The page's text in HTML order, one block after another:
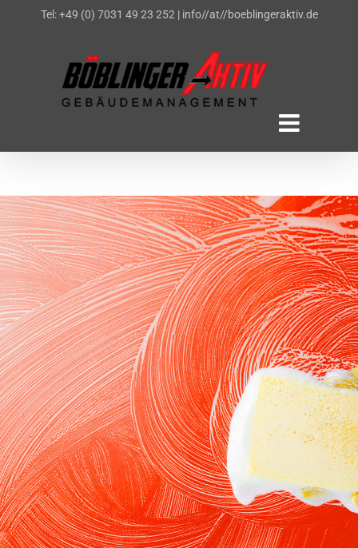
Tel: +49 (0) 7031 49 23 252| info//at//boeblingeraktiv.de